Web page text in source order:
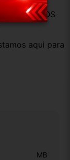
TODOS
aqui para
MB